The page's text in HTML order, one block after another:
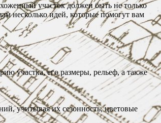
участок должен быть не только
несколько идей, которые помогут вам
участка, его размеры, рельеф, а также
учитывая их сезонность, цветовые